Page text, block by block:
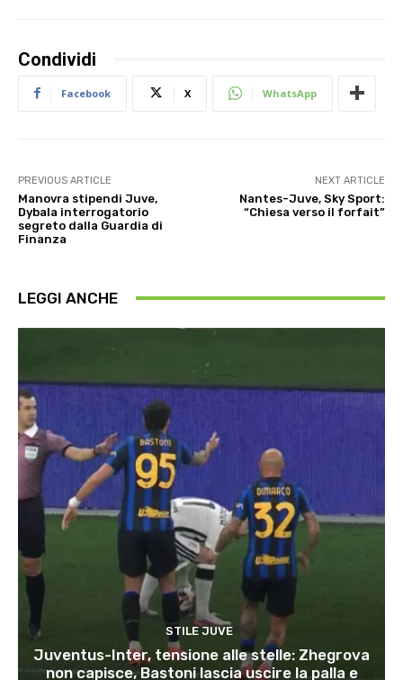
Condividi
Facebook X WhatsApp
PREVIOUS ARTICLE
Manovra stipendi Juve,
Dybala interrogatorio
segreto dalla Guardia di
Finanza
NEXT ARTICLE
Nantes-Juve, Sky Sport:
“Chiesa verso il forfait”
LEGGI ANCHE
STILE JUVE
Juventus-Inter, tensione alle stelle: Zhegrova
non capisce, Bastoni lascia uscire la palla e